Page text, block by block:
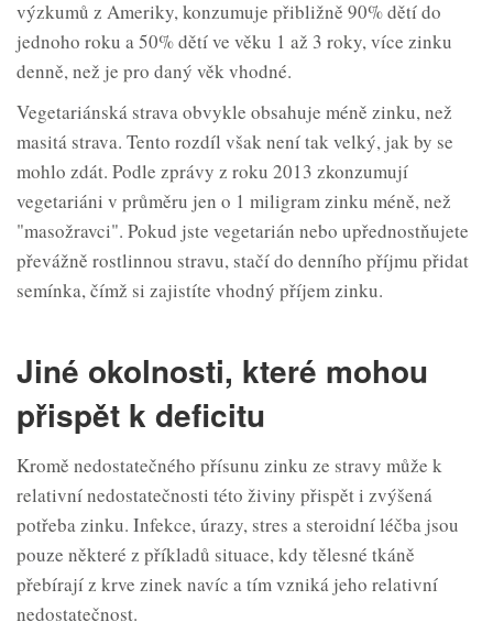
výzkumů z Ameriky, konzumuje přibližně 90% dětí do
jednoho roku a 50% dětí ve věku 1 až 3 roky, více zinku
denně, než je pro daný věk vhodné.
Vegetariánská strava obvykle obsahuje méně zinku, než
masitá strava. Tento rozdíl však není tak velký, jak by se
mohlo zdát. Podle zprávy z roku 2013 zkonzumují
vegetariáni v průměru jen o 1 miligram zinku méně, než
"masožravci". Pokud jste vegetarián nebo upřednostňujete
převážně rostlinnou stravu, stačí do denního příjmu přidat
semínka, čímž si zajistíte vhodný příjem zinku.
Jiné okolnosti, které mohou
přispět k deficitu
Kromě nedostatečného přísunu zinku ze stravy může k
relativní nedostatečnosti této živiny přispět i zvýšená
potřeba zinku. Infekce, úrazy, stres a steroidní léčba jsou
pouze některé z příkladů situace, kdy tělesné tkáně
přebírají z krve zinek navíc a tím vzniká jeho relativní
nedostatečnost.